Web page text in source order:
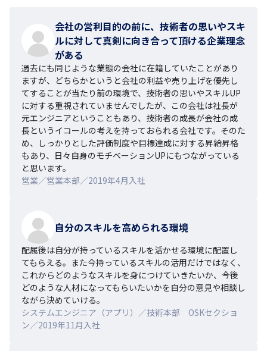
会社の営利目的の前に、技術者の思いやスキ
ルに対して真剣に向き合って頂ける企業理念
がある
過去にも同じような業態の会社に在籍していたことがあり
ますが、どちらかというと会社の利益や売り上げを優先し
てすることが当たり前の環境で、技術者の思いやスキルUP
に対する重視されていませんでしたが、この会社は社長が
元エンジニアということもあり、技術者の成長が会社の成
長というイコールの考えを持っておられる会社です。そのた
め、しっかりとした評価制度や目標達成に対する昇給昇格
もあり、日々自身のモチベーションUPにもつながっている
と思います。
営業／営業本部／2019年4月入社
自分のスキルを高められる環境
配属後は自分が持っているスキルを活かせる環境に配置し
てもらえる。また今持っているスキルの活用だけではなく、
これからどのようなスキルを身につけていきたいか、今後
どのような人材になってもらいたいかを自分の意見や相談し
ながら決めていける。
システムエンジニア（アプリ）／技術本部 OSKセクショ
ン／2019年11月入社